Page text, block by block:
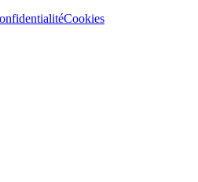
Cookies